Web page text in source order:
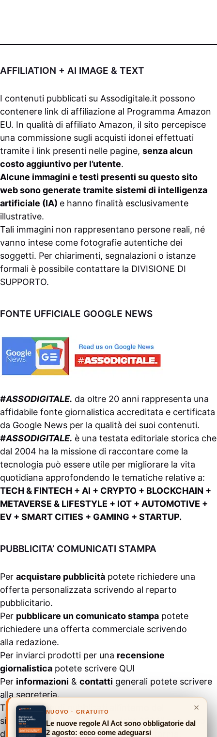
AFFILIATION + AI IMAGE & TEXT
I contenuti pubblicati su Assodigitale.it possono
contenere link di affiliazione al Programma Amazon
EU. In qualità di affiliato Amazon, il sito percepisce
una commissione sugli acquisti idonei effettuati
tramite i link presenti nelle pagine, senza alcun
costo aggiuntivo per l’utente.
Alcune immagini e testi presenti su questo sito
web sono generate tramite sistemi di intelligenza
artificiale (IA) e hanno finalità esclusivamente
illustrative.
Tali immagini non rappresentano persone reali, né
vanno intese come fotografie autentiche dei
soggetti. Per chiarimenti, segnalazioni o istanze
formali è possibile contattare la DIVISIONE DI
SUPPORTO.
FONTE UFFICIALE GOOGLE NEWS
#ASSODIGITALE. da oltre 20 anni rappresenta una
affidabile fonte giornalistica accreditata e certificata
da Google News per la qualità dei suoi contenuti.
#ASSODIGITALE. è una testata editoriale storica che
dal 2004 ha la missione di raccontare come la
tecnologia può essere utile per migliorare la vita
quotidiana approfondendo le tematiche relative a:
TECH & FINTECH + AI + CRYPTO + BLOCKCHAIN +
METAVERSE & LIFESTYLE + IOT + AUTOMOTIVE +
EV + SMART CITIES + GAMING + STARTUP.
PUBBLICITA’ COMUNICATI STAMPA
Per acquistare pubblicità potete richiedere una
offerta personalizzata scrivendo al reparto
pubblicitario.
Per pubblicare un comunicato stampa potete
richiedere una offerta commerciale scrivendo
alla redazione.
Per inviarci prodotti per una recensione
giornalistica potete scrivere QUI
Per informazioni & contatti generali potete scrivere
allasegreteria.
Tutti i contenuti pubblicati all’interno del
sito #ASSODIGITALE.“Copyright 2024” non sono
duplicabili e/o riproducibili in nessuna forma,
×
NUOVO · GRATUITO
Le nuove regole AI Act sono obbligatorie dal
2 agosto: ecco come adeguarsi